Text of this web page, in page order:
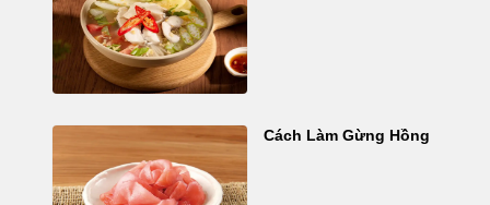
Cách Làm Gừng Hồng